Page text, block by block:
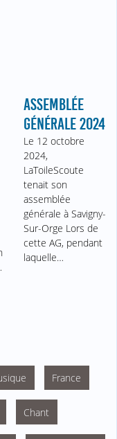
ASSEMBLÉE
GÉNÉRALE 2024
Le 12 octobre
2024,
LaToileScoute
tenait son
assemblée
générale à Savigny-
Sur-Orge Lors de
cette AG, pendant
laquelle…
France
Chant